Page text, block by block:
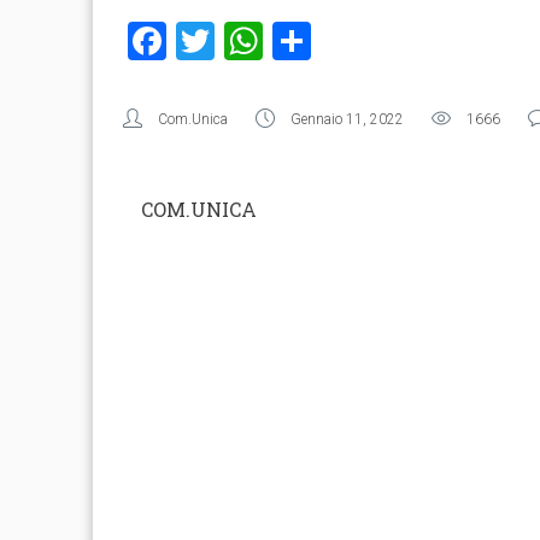
Facebook
TwitterWhatsApp
Com.Unica Gennaio 11, 2022 1666
COM.UNICA